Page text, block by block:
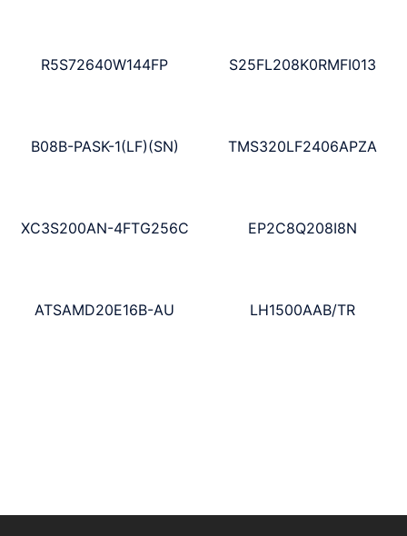
R5S72640W144FP S25FL208K0RMFI013
B08B-PASK-1(LF)(SN) TMS320LF2406APZA
XC3S200AN-4FTG256C EP2C8Q208I8N
ATSAMD20E16B-AU LH1500AAB/TR